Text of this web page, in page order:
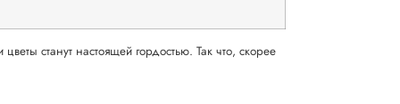
станут настоящей гордостью. Так что, скорее